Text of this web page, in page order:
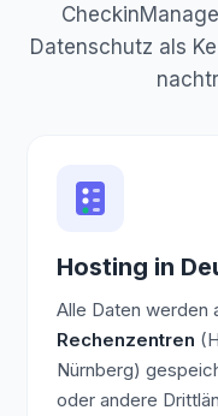
Datenschutz als
Hosting in
Alle Daten werden
Rechenzentren
Nürnberg)
oder andere